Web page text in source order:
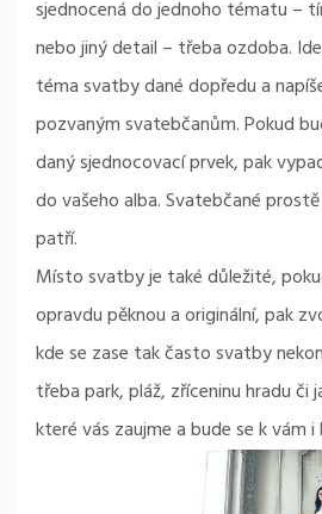
sjednocená do jednoho tématu –
nebo jiný detail – třeba ozdoba.
téma svatby dané dopředu a
pozvaným svatebčanům. Pokud
daný sjednocovací prvek, pak
do vašeho alba. Svatebčané
patří.
Místo svatby je také důležité,
opravdu pěknou a originální, pak
kde se zase tak často svatby
třeba park, pláž, zříceninu hradu či
které vás zaujme a bude se k vám i